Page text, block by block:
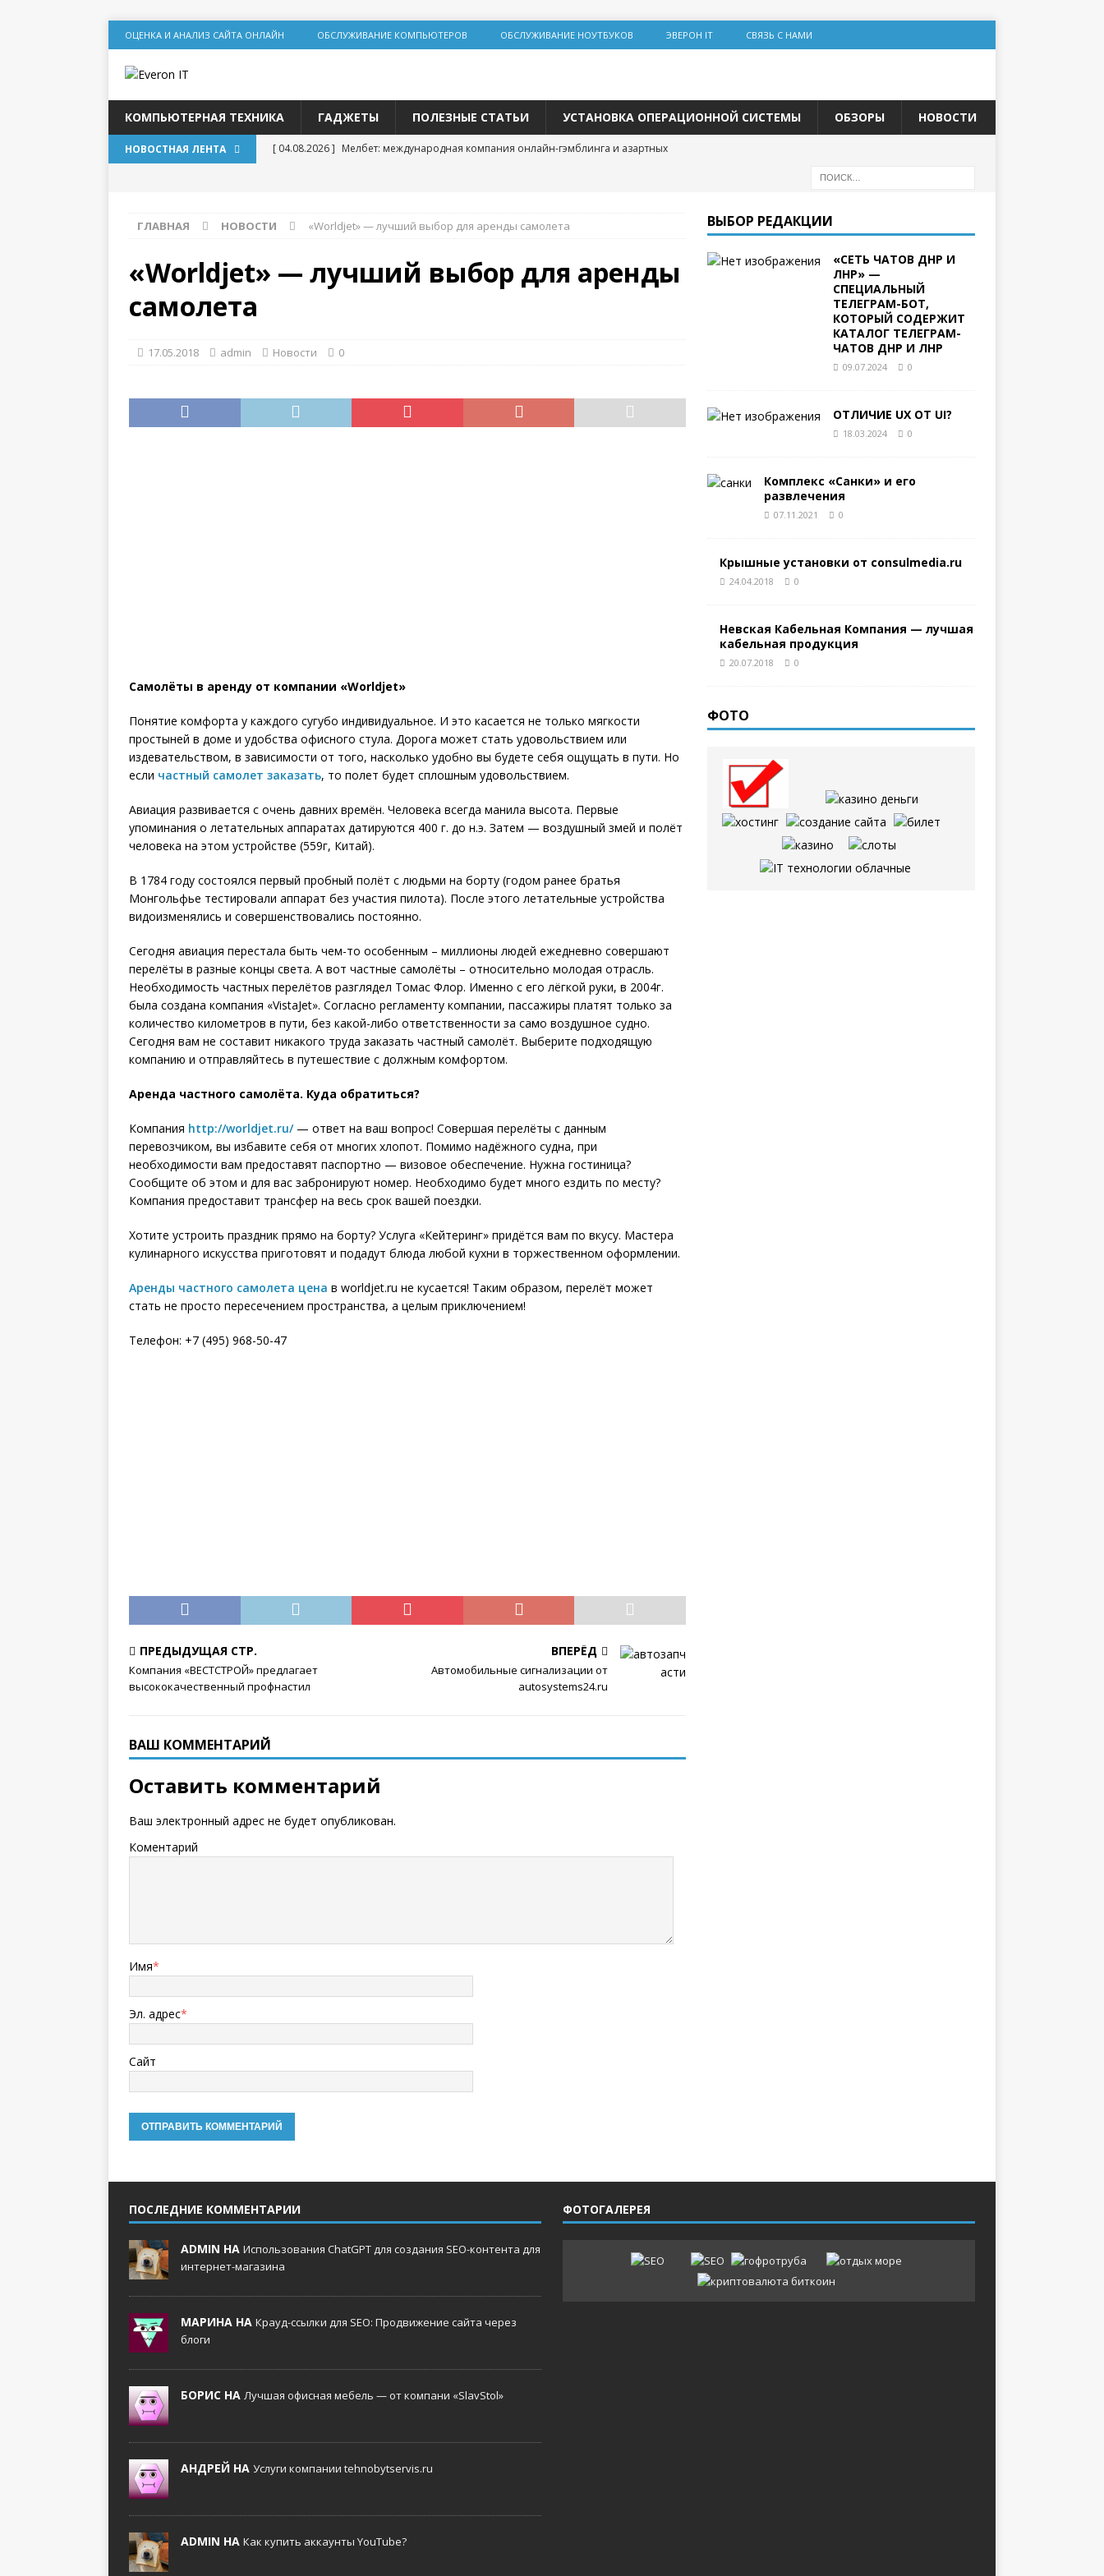
ОЦЕНКА И АНАЛИЗ САЙТА ОНЛАЙН ОБСЛУЖИВАНИЕ КОМПЬЮТЕРОВ ОБСЛУЖИВАНИЕ НОУТБУКОВ ЭВЕРОН IT СВЯЗЬ С НАМИ
КОМПЬЮТЕРНАЯ ТЕХНИКА ГАДЖЕТЫ ПОЛЕЗНЫЕ СТАТЬИ УСТАНОВКА ОПЕРАЦИОННОЙ СИСТЕМЫ ОБЗОРЫ НОВОСТИ
НОВОСТНАЯ ЛЕНТА [ 04.08.2026 ] Мелбет: международная компания онлайн-гэмблинга и азартных
дилеммы
Lolzteam: цифровая площадка для общения и развития
[ 30.07.2026 ]
База трастовых сайтов 2025 года: зарубежные ресурсы с высоким DR
ГЛАВНАЯ НОВОСТИ «Worldjet» — лучший выбор для аренды самолета
«Worldjet» — лучший выбор для аренды
самолета
17.05.2018 admin Новости 0
Самолёты в аренду от компании «Worldjet»
Понятие комфорта у каждого сугубо индивидуальное. И это касается не только мягкости
простыней в доме и удобства офисного стула. Дорога может стать удовольствием или
издевательством, в зависимости от того, насколько удобно вы будете себя ощущать в пути. Но
если частный самолет заказать, то полет будет сплошным удовольствием.
Авиация развивается с очень давних времён. Человека всегда манила высота. Первые
упоминания о летательных аппаратах датируются 400 г. до н.э. Затем — воздушный змей и полёт
человека на этом устройстве (559г, Китай).
В 1784 году состоялся первый пробный полёт с людьми на борту (годом ранее братья
Монгольфье тестировали аппарат без участия пилота). После этого летательные устройства
видоизменялись и совершенствовались постоянно.
Сегодня авиация перестала быть чем-то особенным – миллионы людей ежедневно совершают
перелёты в разные концы света. А вот частные самолёты – относительно молодая отрасль.
Необходимость частных перелётов разглядел Томас Флор. Именно с его лёгкой руки, в 2004г.
была создана компания «VistaJet». Согласно регламенту компании, пассажиры платят только за
количество километров в пути, без какой-либо ответственности за само воздушное судно.
Сегодня вам не составит никакого труда заказать частный самолёт. Выберите подходящую
компанию и отправляйтесь в путешествие с должным комфортом.
Аренда частного самолёта. Куда обратиться?
Компания http://worldjet.ru/— ответ на ваш вопрос! Совершая перелёты с данным
перевозчиком, вы избавите себя от многих хлопот. Помимо надёжного судна, при
необходимости вам предоставят паспортно — визовое обеспечение. Нужна гостиница?
Сообщите об этом и для вас забронируют номер. Необходимо будет много ездить по месту?
Компания предоставит трансфер на весь срок вашей поездки.
Хотите устроить праздник прямо на борту? Услуга «Кейтеринг» придётся вам по вкусу. Мастера
кулинарного искусства приготовят и подадут блюда любой кухни в торжественном оформлении.
Аренды частного самолета цена в worldjet.ru не кусается! Таким образом, перелёт может
стать не просто пересечением пространства, а целым приключением!
Телефон: +7 (495) 968-50-47
ПРЕДЫДУЩАЯ СТР.
Компания «ВЕСТСТРОЙ» предлагает
высококачественный профнастил
ВПЕРЁД
Автомобильные сигнализации от
autosystems24.ru
ВАШ КОММЕНТАРИЙ
Оставить комментарий
Ваш электронный адрес не будет опубликован.
Коментарий
Имя*
Эл. адрес*
Сайт
ВЫБОР РЕДАКЦИИ
«СЕТЬ ЧАТОВ ДНР И
ЛНР» —
СПЕЦИАЛЬНЫЙ
ТЕЛЕГРАМ-БОТ,
КОТОРЫЙ СОДЕРЖИТ
КАТАЛОГ ТЕЛЕГРАМ-
ЧАТОВ ДНР И ЛНР
09.07.2024 0
ОТЛИЧИЕ UX ОТ UI?
18.03.2024 0
Комплекс «Санки» и его
развлечения
07.11.2021 0
Крышные установки от consulmedia.ru
24.04.2018 0
Невская Кабельная Компания — лучшая
кабельная продукция
20.07.2018 0
ФОТО
ПОСЛЕДНИЕ КОММЕНТАРИИ
ADMIN НА Использования ChatGPT для создания SEO-контента для
интернет-магазина
МАРИНА НА Крауд-ссылки для SEO: Продвижение сайта через
блоги
БОРИС НА Лучшая офисная мебель — от компани «SlavStol»
АНДРЕЙ НА Услуги компании tehnobytservis.ru
ADMIN НА Как купить аккаунты YouTube?
ФОТОГАЛЕРЕЯ